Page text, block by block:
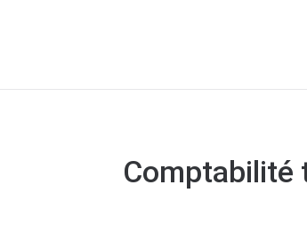
Comptabilité